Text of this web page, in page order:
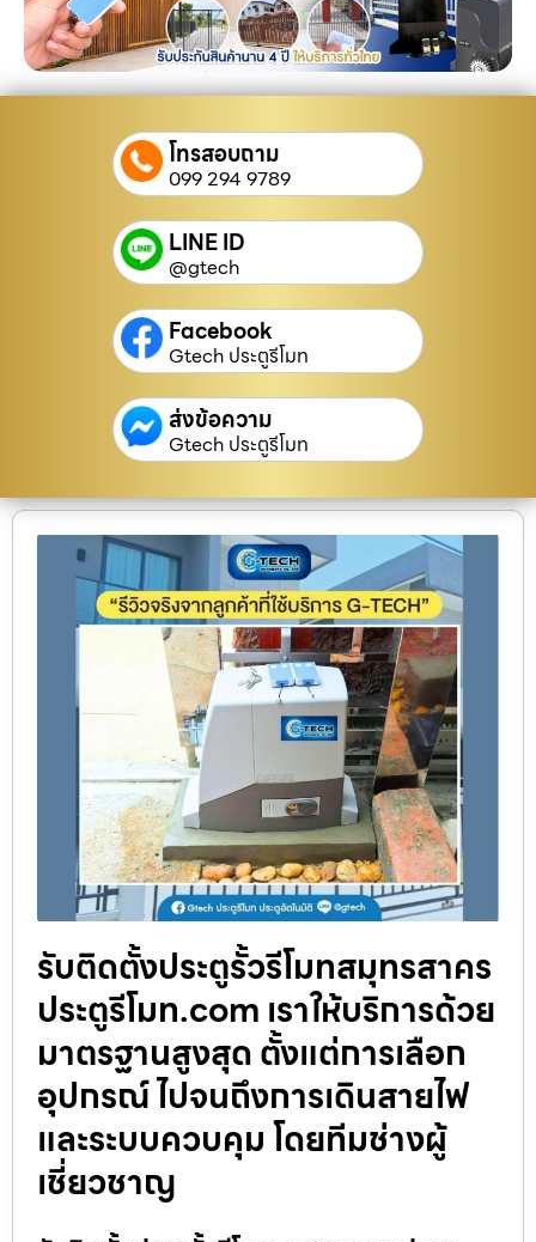
โทรสอบถาม
099 294 9789
LINE ID
@gtech
Facebook
Gtech ประตูรีโมท
ส่งข้อความ
Gtech ประตูรีโมท
รับติดตั้งประตูรั้วรีโมทสมุทรสาคร
ประตูรีโมท.com เราให้บริการด้วย
มาตรฐานสูงสุด ตั้งแต่การเลือก
อุปกรณ์ ไปจนถึงการเดินสายไฟ
และระบบควบคุม โดยทีมช่างผู้
เชี่ยวชาญ